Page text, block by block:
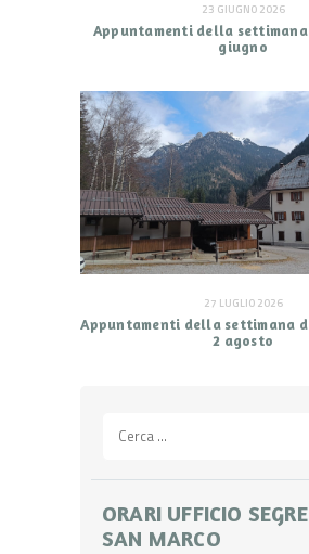
23 GIUGNO 2026
Appuntamenti della settimana
giugno
27 LUGLIO 2026
Appuntamenti della settimana
2 agosto
per:
ORARI UFFICIO
SAN MARCO